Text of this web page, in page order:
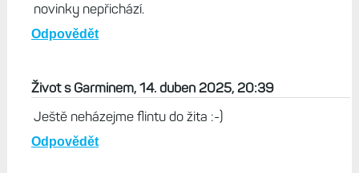
novinky nepřichází.
Odpovědět
Život s Garminem, 14. duben 2025, 20:39
Ještě neházejme flintu do žita :-)
Odpovědět